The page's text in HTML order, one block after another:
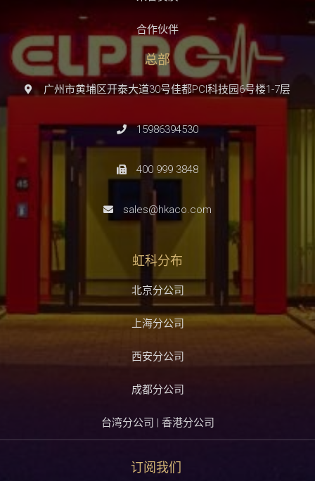
合作伙伴
总部
广州市黄埔区开泰大道30号佳都PCI科技园6号楼1-7层
15986394530
400 999 3848
sales@hkaco.com
虹科分布
北京分公司
上海分公司
西安分公司
成都分公司
台湾分公司 | 香港分公司
订阅我们